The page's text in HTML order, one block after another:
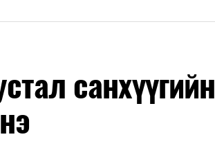
санхүүгийн